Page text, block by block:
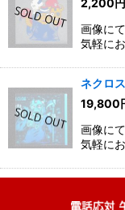
2,200円
画像に
気軽に
ネクロ
19,800
画像に
気軽に